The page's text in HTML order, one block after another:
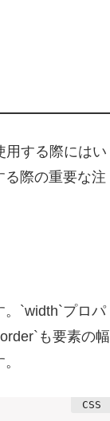
用する際にはい
る際の重要な注
。`width`プロパ
も要素の幅